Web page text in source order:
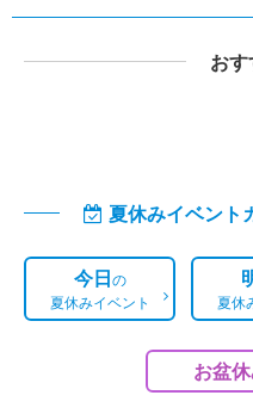
お
夏休みイベント
今日の
夏休みイベント
夏休
お盆